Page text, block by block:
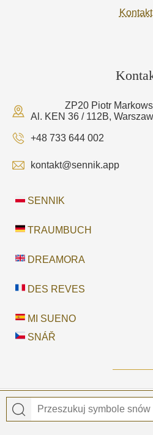
Kontakt
ZP20 Piotr
Al. KEN 36 / 112B,
+48 733 644 002
kontakt@sennik.app
SENNIK
TRAUMBUCH
DREAMORA
DES REVES
MI SUENO
SNÁŘ
© 2026
Sennik